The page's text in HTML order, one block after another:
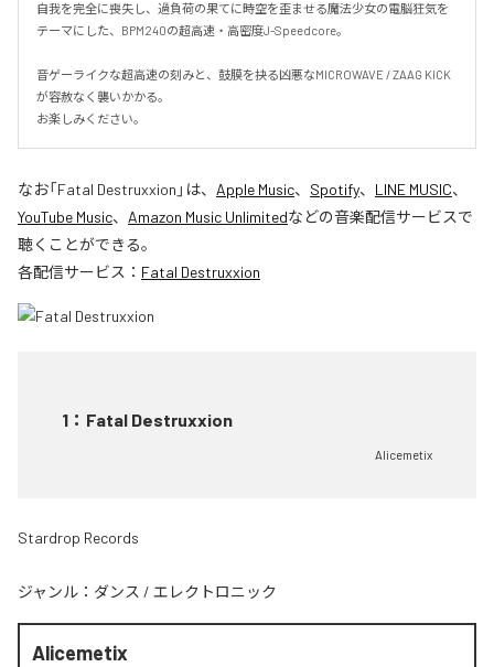
自我を完全に喪失し、過負荷の果てに時空を歪ませる魔法少女の電脳狂気を
テーマにした、BPM240の超高速・高密度J-Speedcore。
音ゲーライクな超高速の刻みと、鼓膜を抉る凶悪なMICROWAVE / ZAAG KICK
が容赦なく襲いかかる。
お楽しみください。
なお「Fatal Destruxxion 」は、 Apple Music、 Spotify、 LINE MUSIC、
YouTube Music、 Amazon Music Unlimitedなどの音楽配信サービスで
聴くことができる。
各配信サービス： Fatal Destruxxion
1 ： Fatal Destruxxion
Alicemetix
Stardrop Records
ジャンル： ダンス / エレクトロニック
Alicemetix